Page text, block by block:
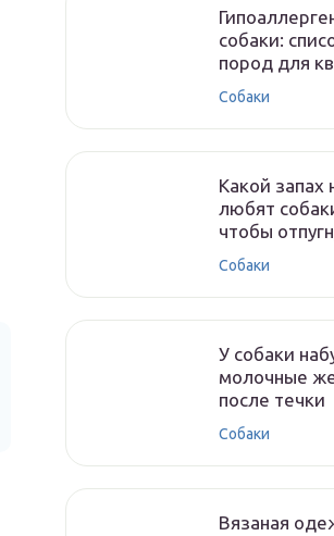
собаки:
пород для
Собаки
Какой запах
любят
чтобы
Собаки
У собаки
молочные
после течки
Собаки
Вязаная